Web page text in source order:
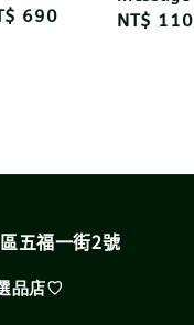
690
Regular
NT$ 110
五福一街2號
品店♡